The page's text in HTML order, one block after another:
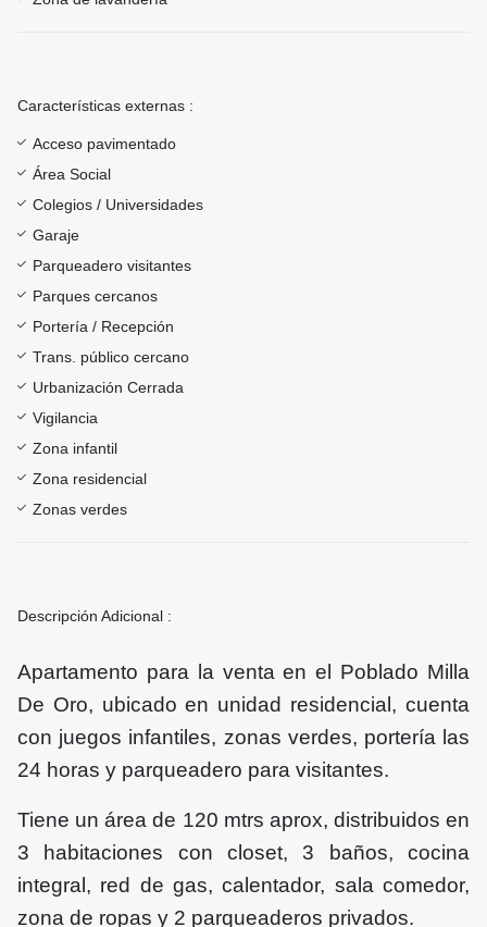
Características externas :
Acceso pavimentado
Área Social
Colegios / Universidades
Garaje
Parqueadero visitantes
Parques cercanos
Portería / Recepción
Trans. público cercano
Urbanización Cerrada
Vigilancia
Zona infantil
Zona residencial
Zonas verdes
Descripción Adicional :
Apartamento para la venta en el Poblado Milla
De Oro, ubicado en unidad residencial, cuenta
con juegos infantiles, zonas verdes, portería las
24 horas y parqueadero para visitantes.
Tiene un área de 120 mtrs aprox, distribuidos en
3 habitaciones con closet, 3 baños, cocina
integral, red de gas, calentador, sala comedor,
zona de ropas y 2 parqueaderos privados.